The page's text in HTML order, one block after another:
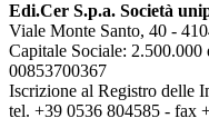
Edi.Cer S.p.a. Società
Viale Monte Santo, 40 -
Capitale Sociale:
00853700367
Iscrizione al Registro delle
tel. +39 0536 804585 - fax